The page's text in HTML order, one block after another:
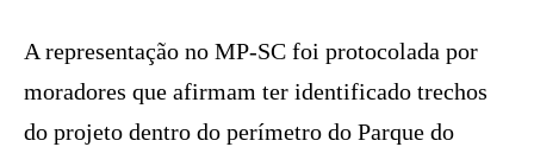
A representação no MP-SC foi protocolada por
moradores que afirmam ter identificado trechos
do projeto dentro do perímetro do Parque do